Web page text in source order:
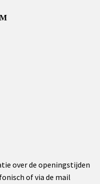
over de openingstijden
of via de mail